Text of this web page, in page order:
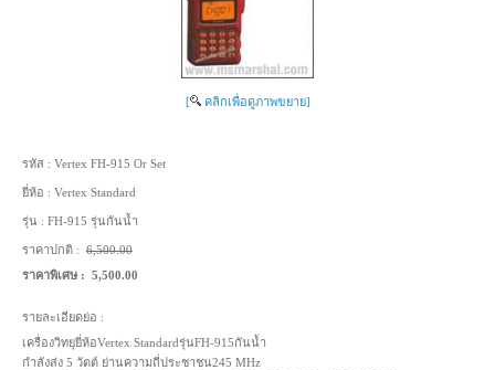
[ คลิกเพื่อดูภาพขยาย]
รหัส : Vertex FH-915 Or Set
ยี่ห้อ : Vertex Standard
รุ่น : FH-915 รุ่นกันน้ำ
ราคาปกติ : 6,500.00
ราคาพิเศษ : 5,500.00
รายละเอียดย่อ :
เครื่องวิทยุยี่ห้อVertex Standardรุ่นFH-915กันน้ำ
กำลังส่ง 5 วัตต์ ย่านความถี่ประชาชน245 MHz